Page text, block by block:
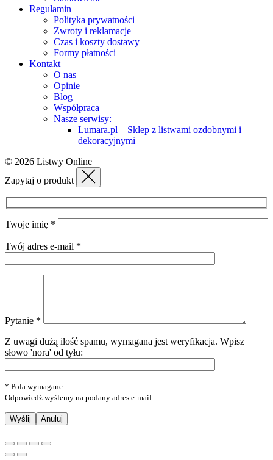
Regulamin
Polityka prywatności
Zwroty i reklamacje
Czas i koszty dostawy
Formy płatności
Kontakt
O nas
Opinie
Blog
Współpraca
Nasze serwisy:
Lumara.pl – Sklep z listwami ozdobnymi i
dekoracyjnymi
© 2026 Listwy Online
Zapytaj o produkt
Twoje imię *
Twój adres e-mail *
Pytanie *
Z uwagi dużą ilość spamu, wymagana jest weryfikacja. Wpisz
słowo 'nora' od tyłu:
* Pola wymagane
Odpowiedź wyślemy na podany adres e-mail.
Anuluj